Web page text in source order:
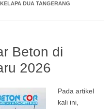
DUA TANGERANG
Beton di
2026
Pada artikel
kali ini,